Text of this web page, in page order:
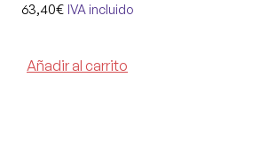
63,40€ IVA incluido
Añadir al carrito